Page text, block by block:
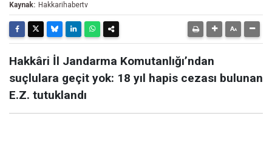
Kaynak: Hakkarihabertv
Hakkâri İl Jandarma Komutanlığı’ndan
suçlulara geçit yok: 18 yıl hapis cezası bulunan
E.Z. tutuklandı